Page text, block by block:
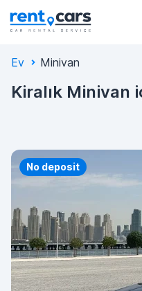
Ev Minivan
Kiralık Minivan
Priority
No deposit